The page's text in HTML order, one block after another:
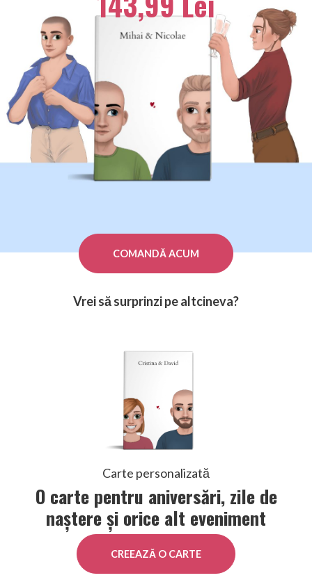
COMANDĂ ACUM
Vrei să surprinzi pe altcineva?
Carte personalizată
O carte pentru aniversări, zile de
naștere și orice alt eveniment
CREEAZĂ O CARTE